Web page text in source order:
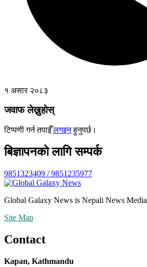
१ असार २०८३
जवाफ लेख्नुहोस्
टिप्पणी गर्न तपाईँलगइनहुनुपर्छ।
बिज्ञापनको लागि सम्पर्क
9851323409 / 9851235977
Global Galaxy News is Nepali News Media
Site Map
Contact
Kapan, Kathmandu